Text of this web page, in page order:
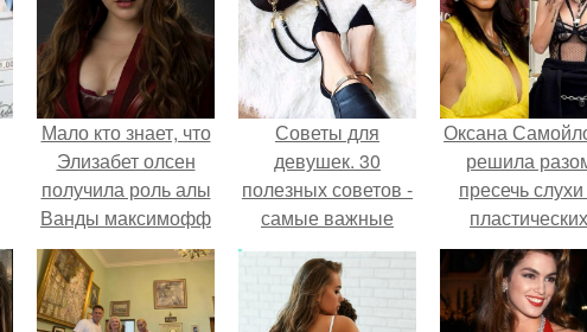
Мало кто знает, что
Элизабет олсен
получила роль алы
Ванды максимофф
не сразу.
Советы для
девушек. 30
полезных советов -
самые важные
секреты красоты
для девушек
Оксана
решила
пресечь
пластических
операциях и
публично
прояснила